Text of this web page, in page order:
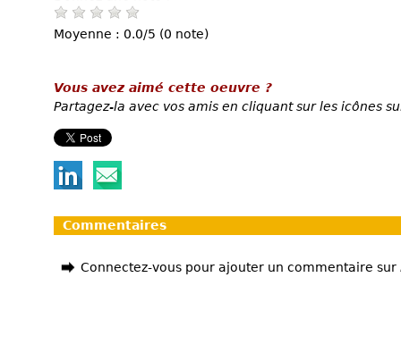
Moyenne : 0.0/5 (0 note)
Vous avez aimé cette oeuvre ?
Partagez-la avec vos amis en cliquant sur les icônes
Commentaires
Connectez-vous pour ajouter un commentaire sur